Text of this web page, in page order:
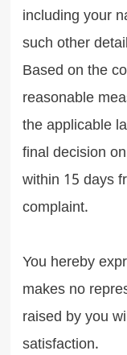
including your
such other
Based on the
reasonable
the applicable
final decision
within 15 days
complaint.
You hereby
makes no
raised by you
satisfaction.